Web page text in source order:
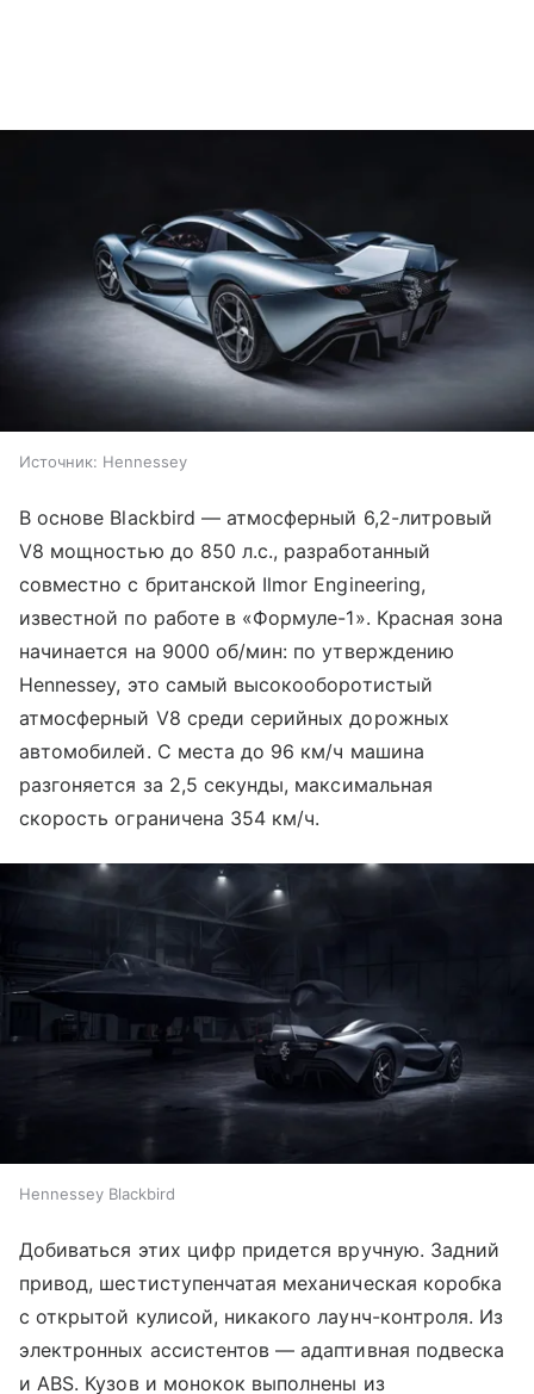
Источник: Hennessey
В основе Blackbird — атмосферный 6,2-литровый
V8 мощностью до 850 л.с., разработанный
совместно с британской Ilmor Engineering,
известной по работе в «Формуле-1». Красная зона
начинается на 9000 об/мин: по утверждению
Hennessey, это самый высокооборотистый
атмосферный V8 среди серийных дорожных
автомобилей. С места до 96 км/ч машина
разгоняется за 2,5 секунды, максимальная
скорость ограничена 354 км/ч.
Hennessey Blackbird
Добиваться этих цифр придется вручную. Задний
привод, шестиступенчатая механическая коробка
с открытой кулисой, никакого лаунч-контроля. Из
электронных ассистентов — адаптивная подвеска
и ABS. Кузов и монокок выполнены из